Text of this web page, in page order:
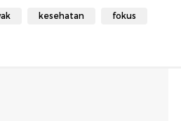
kesehatan fokus